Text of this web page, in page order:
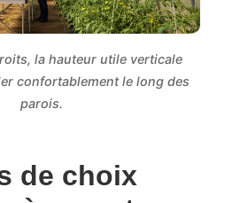
la hauteur utile verticale
confortablement le long des
parois.
de choix